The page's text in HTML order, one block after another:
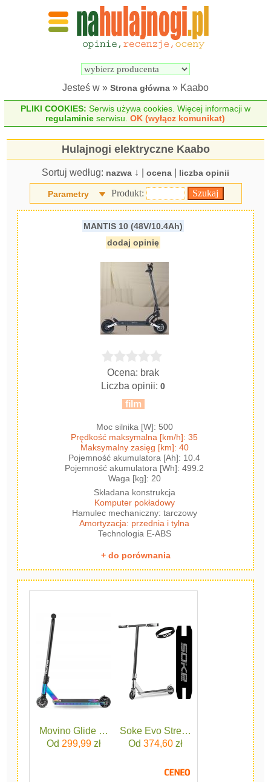
Wyszukiwarka
elektrycznych
Jesteś w » Strona główna » Kaabo
PLIKI COOKIES: Serwis używa cookies. Więcej informacji w
regulaminie serwisu.OK (wyłącz komunikat)
Hulajnogi elektryczne Kaabo
Sortuj według: nazwa ↓ | ocena liczba opinii
Parametry Produkt:
MANTIS 10 (48V/10.4Ah)
dodaj opinię
Ocena: brak
Liczba opinii:0
film
Moc silnika [W]: 500
Prędkość maksymalna [km/h]: 35
Maksymalny zasięg [km]: 40
Pojemność akumulatora [Ah]: 10.4
Pojemność akumulatora [Wh]: 499.2
Waga [kg]: 20
Składana konstrukcja
Komputer pokładowy
Hamulec mechaniczny: tarczowy
Amortyzacja: przednia i tylna
Technologia E-ABS
+ do porównania
Movino Glide Wielokolorowy
Od 299,99zł
Soke Evo Street Silver
Od 374,60zł